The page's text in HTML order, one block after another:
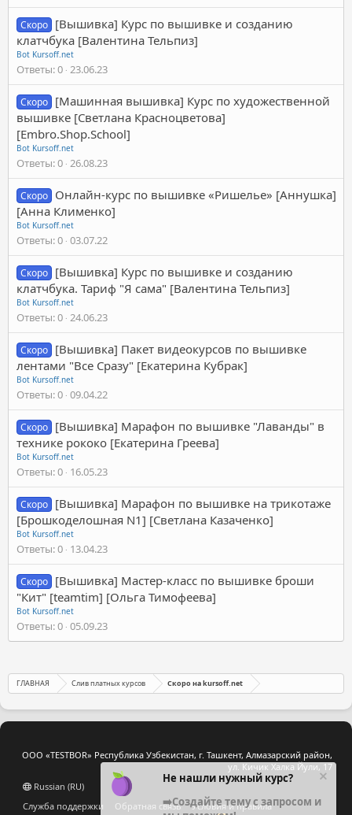
Скоро [Вышивка] Курс по вышивке и созданию
клатчбука [Валентина Тельпиз]
Bot Kursoff.net
Ответы 0 23.06.23
Скоро [Машинная вышивка] Курс по художественной
вышивке [Светлана Красноцветова]
[Embro.Shop.School]
Bot Kursoff.net
Ответы 0 26.08.23
Скоро Онлайн-курс по вышивке «Ришелье» [Аннушка]
[Анна Клименко]
Bot Kursoff.net
Ответы 0 03.07.22
Скоро [Вышивка] Курс по вышивке и созданию
клатчбука. Тариф "Я сама" [Валентина Тельпиз]
Bot Kursoff.net
Ответы 0 24.06.23
Скоро [Вышивка] Пакет видеокурсов по вышивке
лентами "Все Сразу" [Екатерина Кубрак]
Bot Kursoff.net
Ответы 0 09.04.22
Скоро [Вышивка] Марафон по вышивке "Лаванды" в
технике рококо [Екатерина Греева]
Bot Kursoff.net
Ответы 0 16.05.23
Скоро [Вышивка] Марафон по вышивке на трикотаже
[Брошкоделошная N1] [Светлана Казаченко]
Bot Kursoff.net
Ответы 0 13.04.23
Скоро [Вышивка] Мастер-класс по вышивке броши
"Кит" [teamtim] [Ольга Тимофеева]
Bot Kursoff.net
Ответы 0 05.09.23
ГЛАВНАЯ Слив платных курсов Скоро на kursoff.net
ООО «TESTBOR» Республика Узбекистан, г. Ташкент, Алмазарский район,
ул. Кичик Халка Йули, 17
Russian (RU)
Служба поддержки
Обратная связь
Условия и правила
Не нашли нужный курс?
➡️Создайте тему с запросом и